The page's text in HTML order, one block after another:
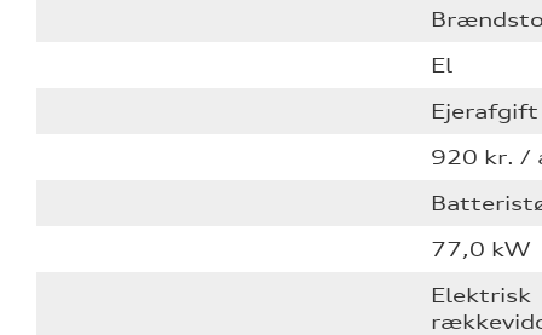
El
Ejerafgift
920 kr. /
77,0 kW
Elektrisk